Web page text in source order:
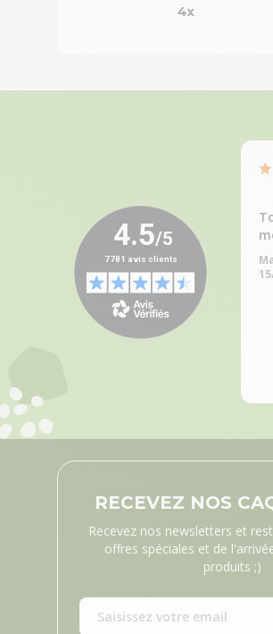
4x
RECEVEZ NOS
Recevez nos newsletters et
offres spéciales et de
produits ;)